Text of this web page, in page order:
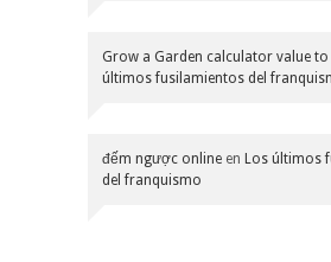
Grow a Garden calculator value
últimos fusilamientos del
đếm ngược online en Los últimos
del franquismo